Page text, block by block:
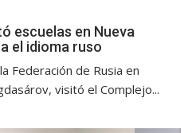
escuelas en Nueva
el idioma ruso
Federación de Rusia en
visitó el Complejo...